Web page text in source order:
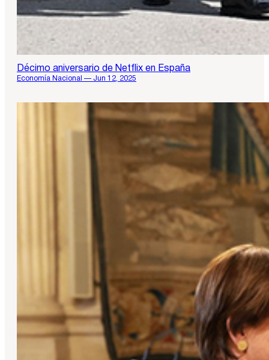
Décimo aniversario de Netflix en España
Economía Nacional — Jun 12, 2025